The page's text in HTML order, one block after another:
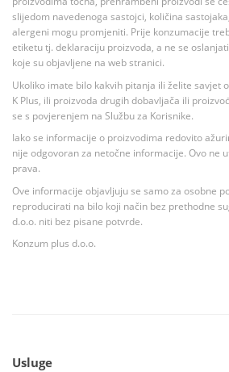
slijedom navedenoga sastojci, količina
alergeni mogu promjeniti. Prije konzumacije
etiketu tj. deklaraciju proizvoda, a ne se
koje su objavljene na web stranici.
Ukoliko imate bilo kakvih pitanja ili želite savjet
K Plus, ili proizvoda drugih dobavljača ili
se s povjerenjem na Službu za Korisnike.
Iako se informacije o proizvodima redovito
nije odgovoran za netočne informacije. Ovo ne
prava.
Ove informacije objavljuju se samo za osobne
reproducirati na bilo koji način bez prethodne
d.o.o. niti bez pisane potvrde.
Konzum plus d.o.o.
Usluge